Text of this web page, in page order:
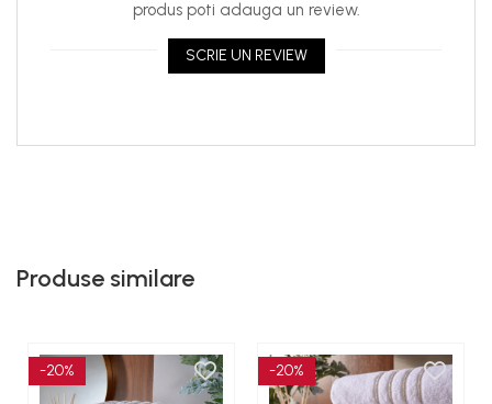
produs poti adauga un review.
SCRIE UN REVIEW
Produse similare
-20% -20%